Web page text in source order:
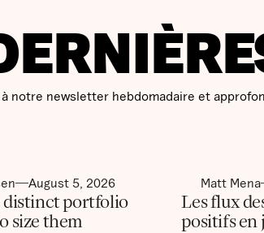
notre newsletter hebdomadaire et
August 5, 2026
distinct portfolio
size them
Matt Mena
Les flux
positifs en